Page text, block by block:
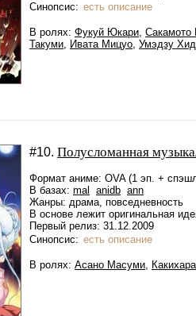
Синопсис: есть описание
В ролях: Фукуй Юкари, Сакамото
Такуми, Ивата Мицуо, Умэдзу
#10. Полусломанная
Формат аниме: OVA (1 эп. +
В базах: mal anidb ann
Жанры: драма, повседневность
В основе лежит оригинальная
Первый релиз: 31.12.2009
Синопсис: есть описание
В ролях: Асано Масуми,